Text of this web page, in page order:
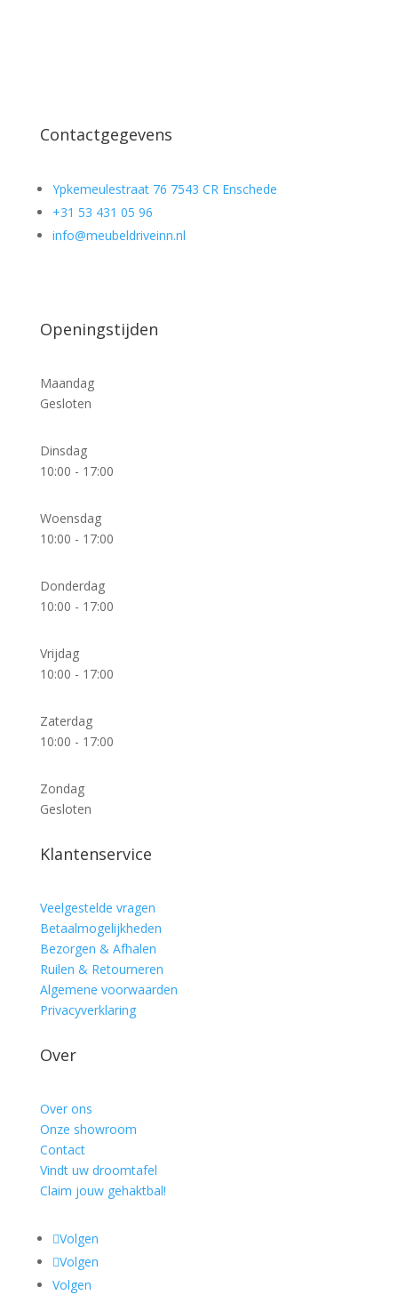
Contactgegevens
Ypkemeulestraat 76 7543 CR Enschede
+31 53 431 05 96
info@meubeldriveinn.nl
Openingstijden
Maandag
Gesloten
Dinsdag
10:00 - 17:00
Woensdag
10:00 - 17:00
Donderdag
10:00 - 17:00
Vrijdag
10:00 - 17:00
Zaterdag
10:00 - 17:00
Zondag
Gesloten
Klantenservice
Veelgestelde vragen
Betaalmogelijkheden
Bezorgen & Afhalen
Ruilen & Retourneren
Algemene voorwaarden
Privacyverklaring
Over
Over ons
Onze showroom
Contact
Vindt uw droomtafel
Claim jouw gehaktbal!
Volgen
Volgen
Volgen